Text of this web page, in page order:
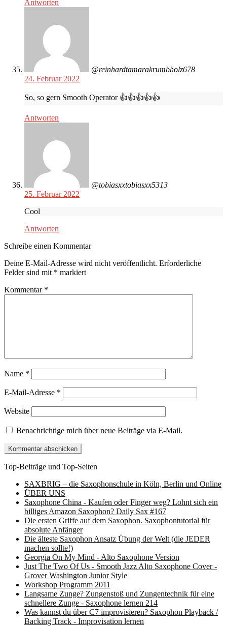
Antworten
@reinhardtamarakrumbholz678
24. Februar 2022
So, so gern Smooth Operator 👍👍👍👍👍
Antworten
@tobiasxxtobiasxx5313
25. Februar 2022
Cool
Antworten
Schreibe einen Kommentar
Deine E-Mail-Adresse wird nicht veröffentlicht. Erforderliche
Felder sind mit * markiert
Kommentar *
Name *
E-Mail-Adresse *
Website
Benachrichtige mich über neue Beiträge via E-Mail.
Top-Beiträge und Top-Seiten
SAXBRIG – die Saxophonschule in Köln, Berlin und Online
ÜBER UNS
Saxophone China - Kaufen oder Finger weg? Lohnt sich ein
billiges Amazon Saxophon? Daily Sax #167
Die ersten Griffe auf dem Saxophon. Saxophontutorial für
absolute Anfänger
Die älteste Saxophon Ansatz Übung der Welt (die JEDER
machen sollte!)
Georgia On My Mind - Alto Saxophone Version
Just The Two Of Us - Smooth Jazz Alto Saxophone Cover -
Grover Washington Junior Style
Workshop Programm 2011
Langsame Zunge? Zungenstoß und Zungentechnik für eine
schnellere Zunge - Saxophone lernen 214
Was kannst du über C7 improvisieren? Saxophon Playback /
Backing Track - Improvisation lernen